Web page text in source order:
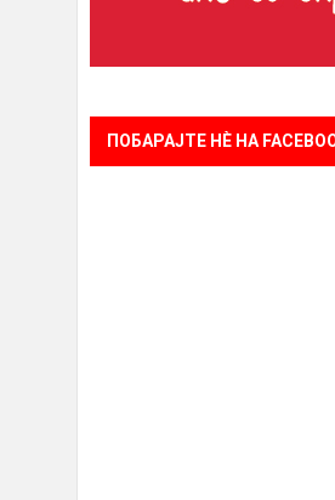
ПОБАРАЈТЕ НÈ НА